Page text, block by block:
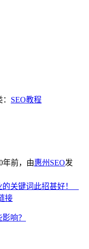
SEO教程
年前，由惠州SEO发
关键词此招甚好！ _
接